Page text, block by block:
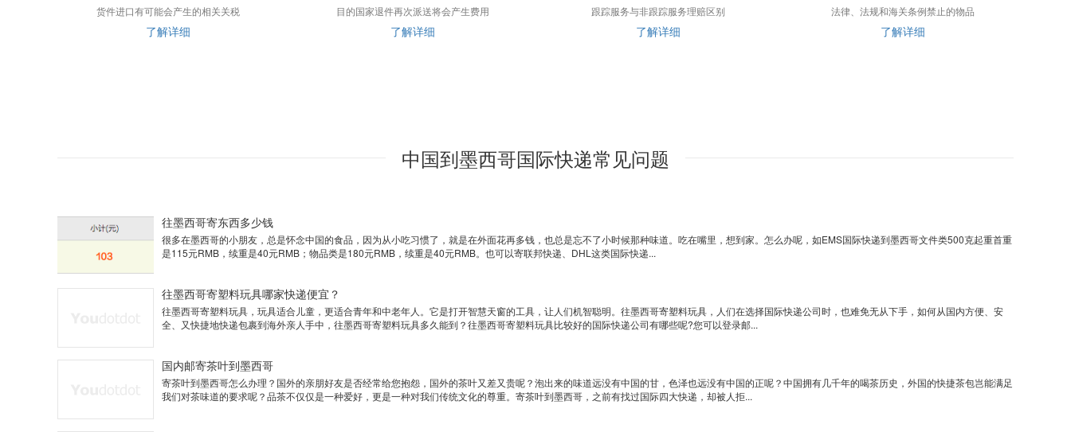
货件进口有可能会产生的相关关税
了解详细
目的国家退件再次派送将会产生费用
了解详细
跟踪服务与非跟踪服务理赔区别
了解详细
法律、法规和海关条例禁止的物品
了解详细
中国到墨西哥国际快递常见问题
往墨西哥寄东西多少钱
很多在墨西哥的小朋友，总是怀念中国的食品，因为从小吃习惯了，就是在外面花再多钱，也总是忘不了小时候那种味道。吃在嘴里，想到家。怎么办呢，如EMS国际快递到墨西哥文件类500克起重首重
是115元RMB，续重是40元RMB；物品类是180元RMB，续重是40元RMB。也可以寄联邦快递、DHL这类国际快递...
往墨西哥寄塑料玩具哪家快递便宜？
往墨西哥寄塑料玩具，玩具适合儿童，更适合青年和中老年人。它是打开智慧天窗的工具，让人们机智聪明。往墨西哥寄塑料玩具，人们在选择国际快递公司时，也难免无从下手，如何从国内方便、安
全、又快捷地快递包裹到海外亲人手中，往墨西哥寄塑料玩具多久能到？往墨西哥寄塑料玩具比较好的国际快递公司有哪些呢?您可以登录邮...
国内邮寄茶叶到墨西哥
寄茶叶到墨西哥怎么办理？国外的亲朋好友是否经常给您抱怨，国外的茶叶又差又贵呢？泡出来的味道远没有中国的甘，色泽也远没有中国的正呢？中国拥有几千年的喝茶历史，外国的快捷茶包岂能满足
我们对茶味道的要求呢？品茶不仅仅是一种爱好，更是一种对我们传统文化的尊重。寄茶叶到墨西哥，之前有找过国际四大快递，却被人拒...